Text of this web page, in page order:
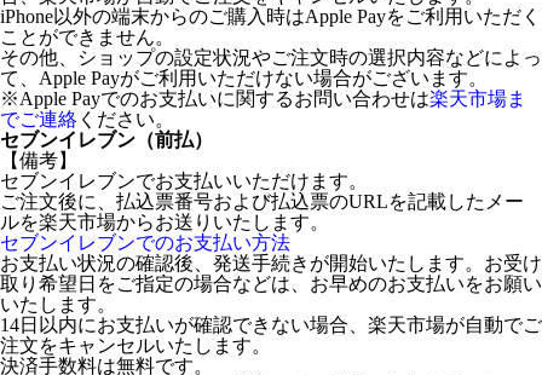
iPhone以外の端末からのご購入時はApple Payをご利用いただく
ことができません。
その他、ショップの設定状況やご注文時の選択内容などによっ
て、Apple Payがご利用いただけない場合がございます。
※Apple Payでのお支払いに関するお問い合わせは楽天市場ま
でご連絡 ください。
セブンイレブン（前払）
【備考】
セブンイレブンでお支払いいただけます。
ご注文後に、払込票番号および払込票のURLを記載したメー
ルを楽天市場からお送りいたします。
セブンイレブンでのお支払い方法
お支払い状況の確認後、発送手続きが開始いたします。お受け
取り希望日をご指定の場合などは、お早めのお支払いをお願い
いたします。
14日以内にお支払いが確認できない場合、楽天市場が自動でご
注文をキャンセルいたします。
決済手数料は無料です。